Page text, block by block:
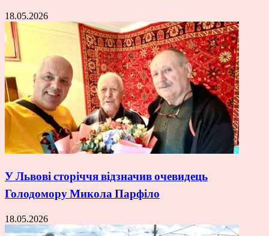
18.05.2026
У Львові сторіччя відзначив очевидець
Голодомору Микола Парфіло
18.05.2026